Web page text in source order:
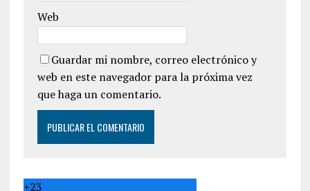
Web
Guardar mi nombre, correo electrónico y
web en este navegador para la próxima vez
que haga un comentario.
+23